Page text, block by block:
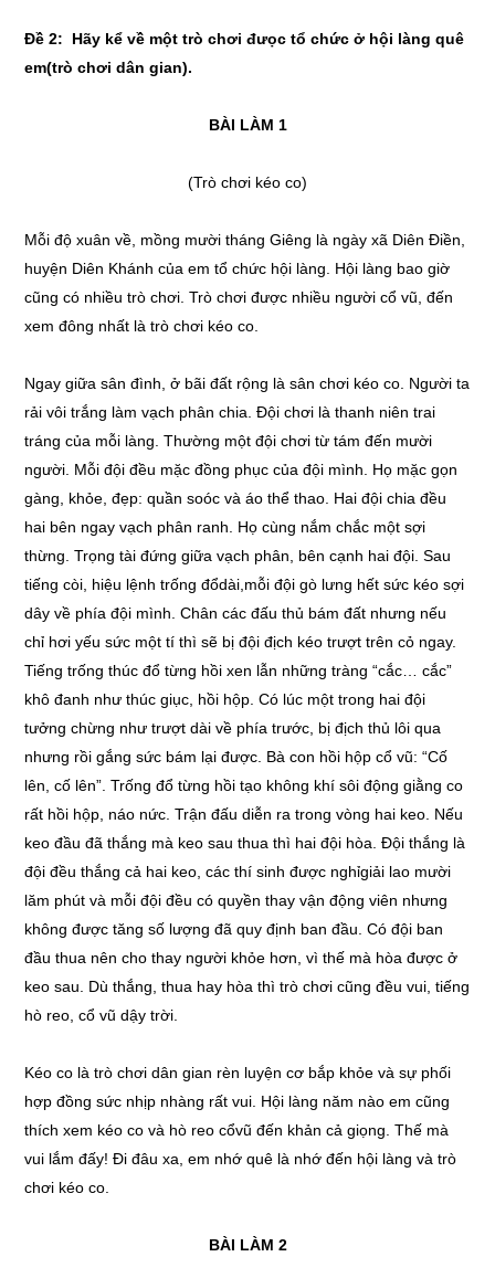
Đề 2: Hãy kể về một trò chơi đưọc tổ chức ở hội làng quê
em(trò chơi dân gian).
BÀI LÀM 1
(Trò chơi kéo co)
Mỗi độ xuân về, mồng mười tháng Giêng là ngày xã Diên Điền,
huyện Diên Khánh của em tổ chức hội làng. Hội làng bao giờ
cũng có nhiều trò chơi. Trò chơi được nhiều người cổ vũ, đến
xem đông nhất là trò chơi kéo co.
Ngay giữa sân đình, ở bãi đất rộng là sân chơi kéo co. Người ta
rải vôi trắng làm vạch phân chia. Đội chơi là thanh niên trai
tráng của mỗi làng. Thường một đội chơi từ tám đến mười
người. Mỗi đội đều mặc đồng phục của đội mình. Họ mặc gọn
gàng, khỏe, đẹp: quần soóc và áo thể thao. Hai đội chia đều
hai bên ngay vạch phân ranh. Họ cùng nắm chắc một sợi
thừng. Trọng tài đứng giữa vạch phân, bên cạnh hai đội. Sau
tiếng còi, hiệu lệnh trống đổdài,mỗi đội gò lưng hết sức kéo sợi
dây về phía đội mình. Chân các đấu thủ bám đất nhưng nếu
chỉ hơi yếu sức một tí thì sẽ bị đội địch kéo trượt trên cỏ ngay.
Tiếng trống thúc đổ từng hồi xen lẫn những tràng “cắc… cắc”
khô đanh như thúc giục, hồi hộp. Có lúc một trong hai đội
tưởng chừng như trượt dài về phía trước, bị địch thủ lôi qua
nhưng rồi gắng sức bám lại được. Bà con hồi hộp cổ vũ: “Cố
lên, cố lên”. Trống đổ từng hồi tạo không khí sôi động giằng co
rất hồi hộp, náo nức. Trận đấu diễn ra trong vòng hai keo. Nếu
keo đầu đã thắng mà keo sau thua thì hai đội hòa. Đội thắng là
đội đều thắng cả hai keo, các thí sinh được nghỉgiải lao mười
lăm phút và mỗi đội đều có quyền thay vận động viên nhưng
không được tăng số lượng đã quy định ban đầu. Có đội ban
đầu thua nên cho thay người khỏe hơn, vì thế mà hòa được ở
keo sau. Dù thắng, thua hay hòa thì trò chơi cũng đều vui, tiếng
hò reo, cổ vũ dậy trời.
Kéo co là trò chơi dân gian rèn luyện cơ bắp khỏe và sự phối
hợp đồng sức nhịp nhàng rất vui. Hội làng năm nào em cũng
thích xem kéo co và hò reo cổvũ đến khản cả giọng. Thế mà
vui lắm đấy! Đi đâu xa, em nhớ quê là nhớ đến hội làng và trò
chơi kéo co.
BÀI LÀM 2